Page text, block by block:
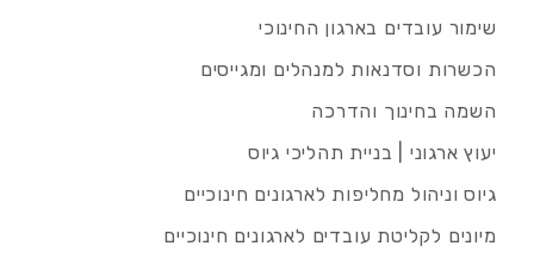
שימור עובדים בארגון החינוכי
הכשרות וסדנאות למנהלים ומגייסים
השמה בחינוך והדרכה
יעוץ ארגוני | בניית תהליכי גיוס
גיוס וניהול מחליפות לארגונים חינוכיים
מיונים לקליטת עובדים לארגונים חינוכיים